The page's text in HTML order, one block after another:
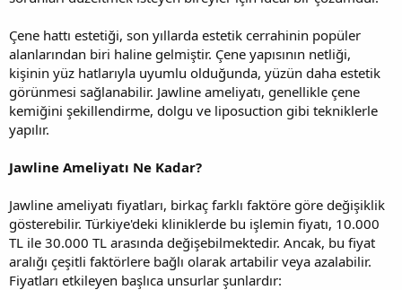
Çene hattı estetiği, son yıllarda estetik cerrahinin popüler
alanlarından biri haline gelmiştir. Çene yapısının netliği,
kişinin yüz hatlarıyla uyumlu olduğunda, yüzün daha estetik
görünmesi sağlanabilir. Jawline ameliyatı, genellikle çene
kemiğini şekillendirme, dolgu ve liposuction gibi tekniklerle
yapılır.
Jawline Ameliyatı Ne Kadar?
Jawline ameliyatı fiyatları, birkaç farklı faktöre göre değişiklik
gösterebilir. Türkiye'deki kliniklerde bu işlemin fiyatı, 10.000
TL ile 30.000 TL arasında değişebilmektedir. Ancak, bu fiyat
aralığı çeşitli faktörlere bağlı olarak artabilir veya azalabilir.
Fiyatları etkileyen başlıca unsurlar şunlardır: